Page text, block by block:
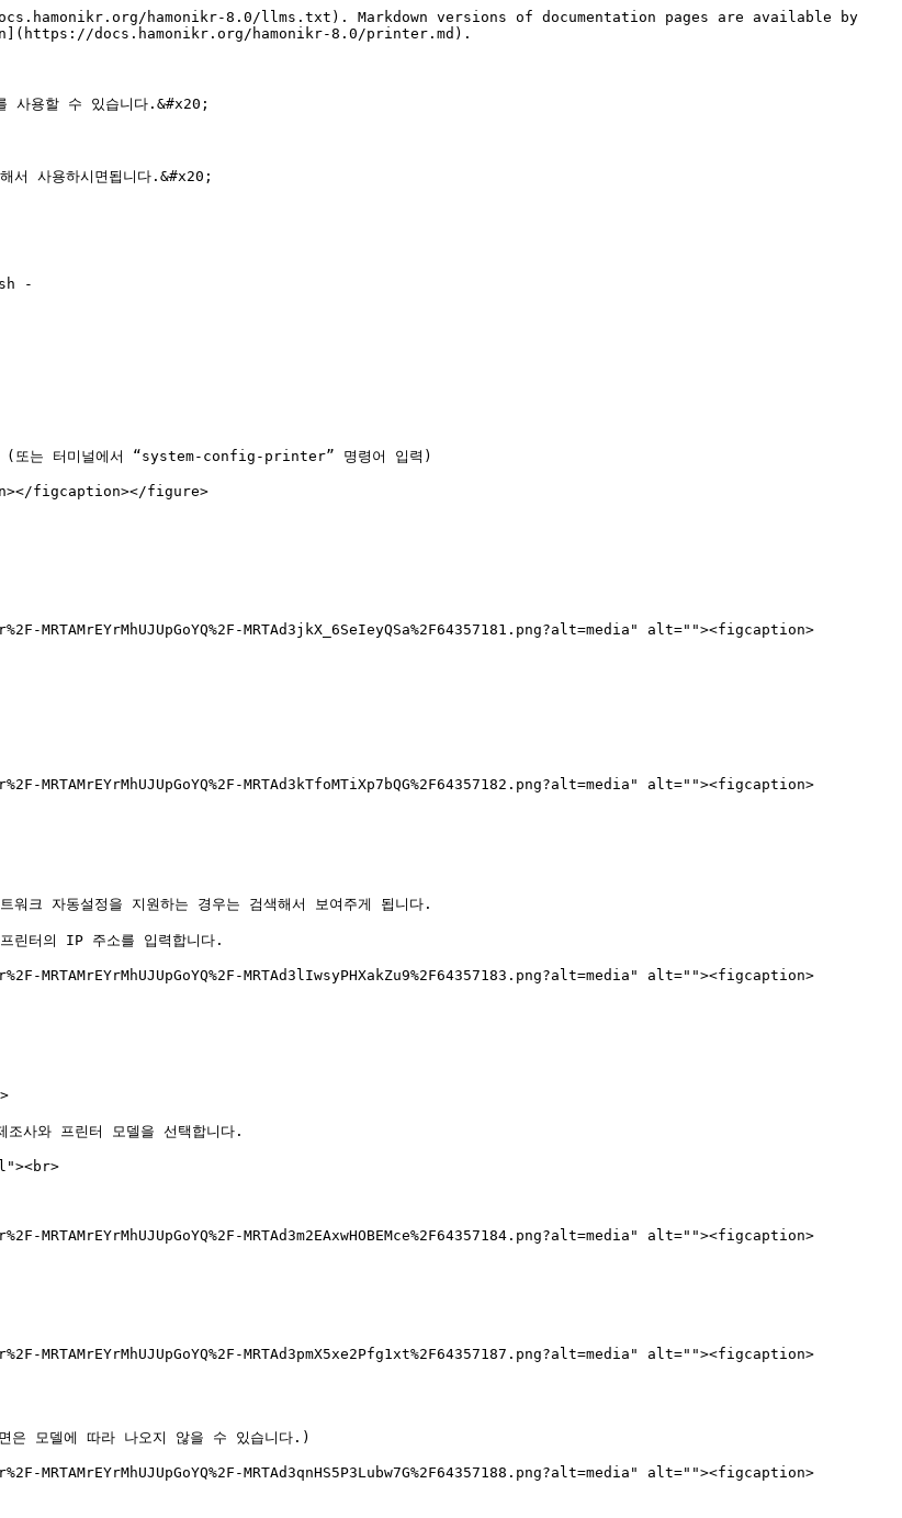
hamonikr-8.0/llms.txt). Markdown versions of documentation pages are available by
docs.hamonikr.org/hamonikr-8.0/printer.md).
사용할 수 있습니다.&#x20;
서 사용하시면됩니다.&#x20;
-
또는 터미널에서 “system-config-printer” 명령어 입력)
figcaption></figure>
MRTAd3jkX_6SeIeyQSa%2F64357181.png?alt=media" alt=""><figcaption>
MRTAd3kTfoMTiXp7bQG%2F64357182.png?alt=media" alt=""><figcaption>
워크 자동설정을 지원하는 경우는 검색해서 보여주게 됩니다.
터의 IP 주소를 입력합니다.
MRTAd3lIwsyPHXakZu9%2F64357183.png?alt=media" alt=""><figcaption>
사와 프린터 모델을 선택합니다.
MRTAd3m2EAxwHOBEMce%2F64357184.png?alt=media" alt=""><figcaption>
MRTAd3pmX5xe2Pfg1xt%2F64357187.png?alt=media" alt=""><figcaption>
은 모델에 따라 나오지 않을 수 있습니다.)
MRTAd3qnHS5P3Lubw7G%2F64357188.png?alt=media" alt=""><figcaption>